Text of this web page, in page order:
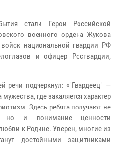
стали Герои Российской
военного ордена Жукова
войск национальной гвардии РФ
и офицер Росгвардии,
речи подчеркнул: «"Гвардеец" —
где закаляется характер
Здесь ребята получают не
но и понимание ценности
к Родине. Уверен, многие из
достойными защитниками